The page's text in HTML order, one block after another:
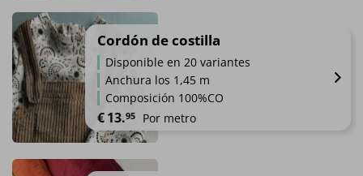
tiene
múltiples
variantes.
Las
opciones
se
Cordón de costilla
Disponible en 20 variantes
Anchura los 1,45 m
Composición 100%CO
€13.95 Por metro